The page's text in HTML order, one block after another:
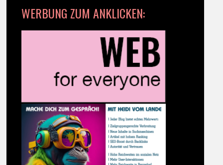
WERBUNG ZUM ANKLICKEN: